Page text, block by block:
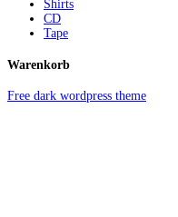
Shirts
CD
Tape
Warenkorb
Free dark wordpress theme